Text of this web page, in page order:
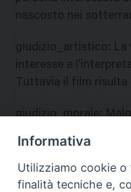
nascosto nei
giudizio_artistico: La
interesse e
Tuttavia il film
giudizio_morale:
alcune scene di
visione ai soli adulti. A
Informativa
Utilizziamo cookie
finalità tecniche e,